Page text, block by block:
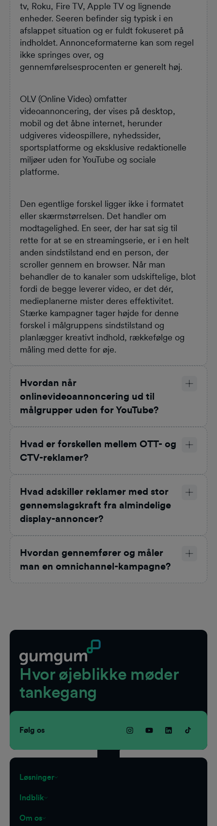
tv, Roku, Fire TV, Apple TV og lignende
enheder. Seeren befinder sig typisk i en
afslappet situation og er fuldt fokuseret på
indholdet. Annonceformaterne kan som regel
ikke springes over, og
gennemførelsesprocenten er generelt høj.
OLV (Online Video) omfatter
videoannoncering, der vises på desktop,
mobil og det åbne internet, herunder
udgiveres videospillere, nyhedssider,
sportsplatforme og eksklusive redaktionelle
miljøer uden for YouTube og sociale
platforme.
Den egentlige forskel ligger ikke i formatet
eller skærmstørrelsen. Det handler om
modtagelighed. En seer, der har sat sig til
rette for at se en streamingserie, er i en helt
anden sindstilstand end en person, der
scroller gennem en browser. Når man
behandler de to kanaler som udskiftelige, blot
fordi de begge leverer video, er det dér,
medieplanerne mister deres effektivitet.
Stærke kampagner tager højde for denne
forskel i målgruppens sindstilstand og
planlægger kreativt indhold, rækkefølge og
måling med dette for øje.
Hvordan når
onlinevideoannoncering ud til
målgrupper uden for YouTube?
Hvad er forskellen mellem OTT- og
CTV-reklamer?
Hvad adskiller reklamer med stor
gennemslagskraft fra almindelige
display-annoncer?
Hvordan gennemfører og måler
man en omnichannel-kampagne?
Hvor øjeblikke møder
tankegang
Følg os
Løsninger
Indblik
Om os